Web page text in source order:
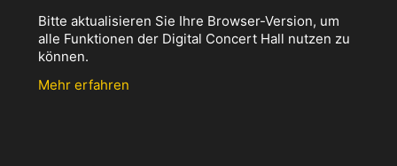
Bitte aktualisieren Sie Ihre Browser-Version, um
alle Funktionen der Digital Concert Hall nutzen zu
können.
Mehr erfahren